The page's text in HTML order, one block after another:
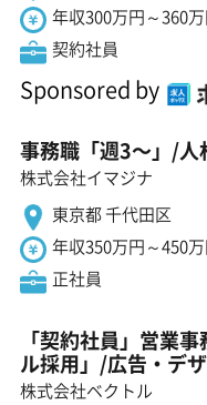
年収300万円～360
契約社員
Sponsored by
事務職「週3〜」/人
株式会社イマジナ
東京都 千代田区
年収350万円～450
正社員
「契約社員」営業
ル採用」/広告・デ
株式会社ベクトル